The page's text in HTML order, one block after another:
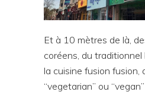
Et à 10 mètres de là,
coréens, du
la cuisine fusion fusion,
“vegetarian” ou